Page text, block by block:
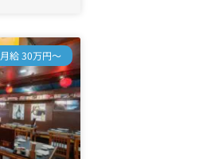
月給 30万円～